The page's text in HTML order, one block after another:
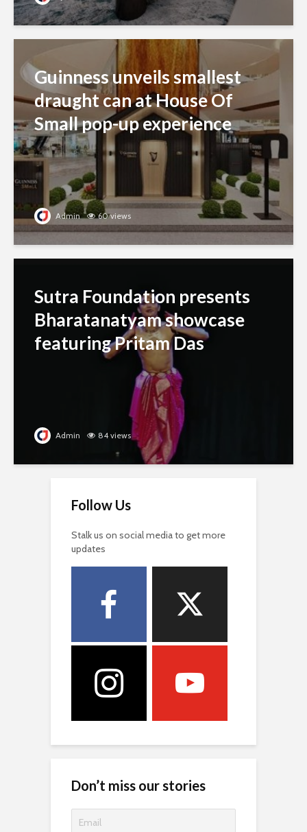
Guinness unveils smallest
draught can at House Of
Small pop-up experience
Admin 60 views
Sutra Foundation presents
Bharatanatyam showcase
featuring Pritam Das
Admin 84 views
Follow Us
Stalk us on social media to get more
updates
Don’t miss our stories